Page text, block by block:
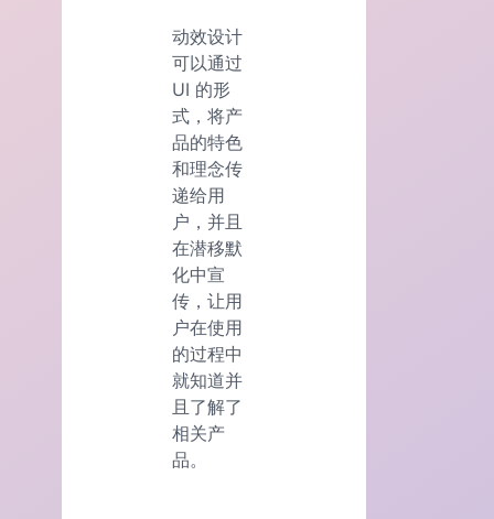
动效设计
可以通过
UI 的形
式，将产
品的特色
和理念传
递给用
户，并且
在潜移默
化中宣
传，让用
户在使用
的过程中
就知道并
且了解了
相关产
品。